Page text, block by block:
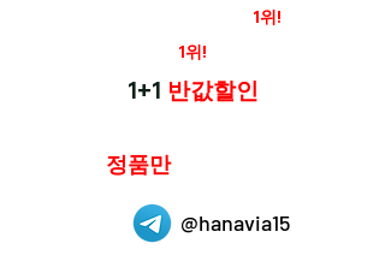
1위!
1위!
1+1 반값할인
정품만
@hanavia15